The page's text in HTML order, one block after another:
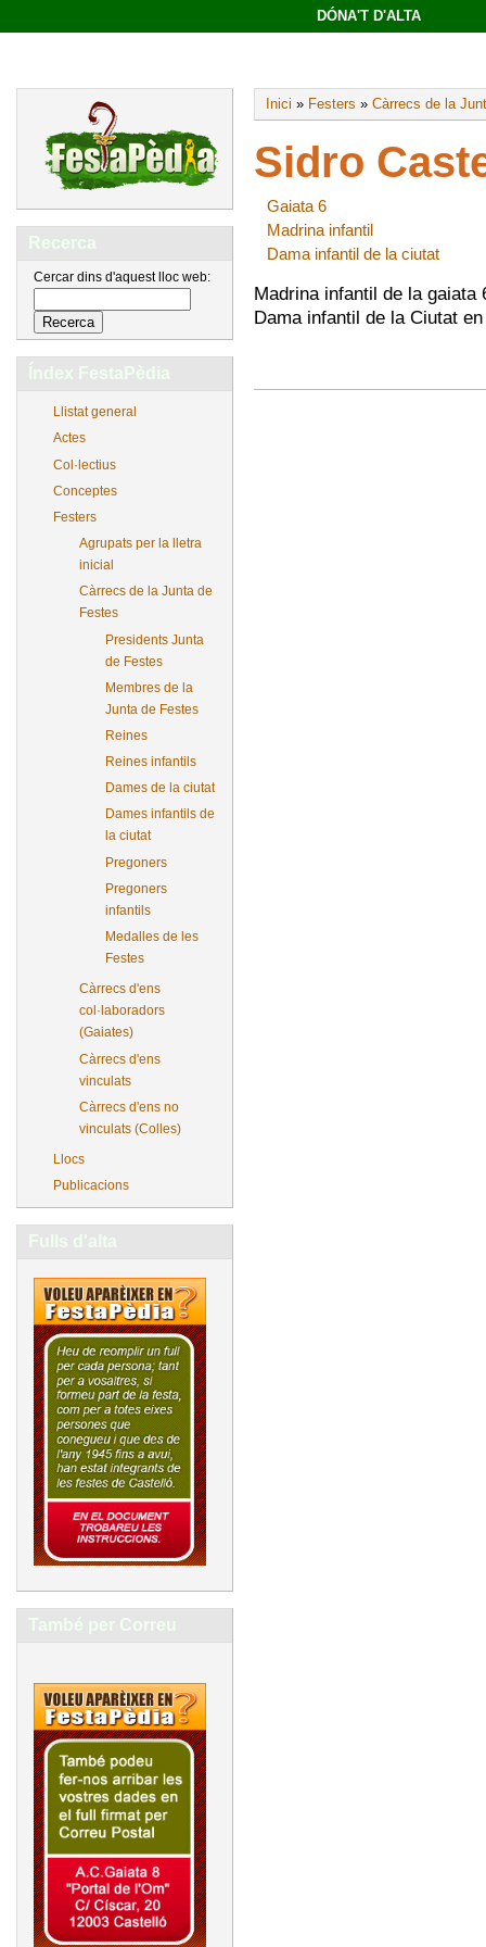
DÓNA'T D'ALTA
Recerca
Cercar dins d'aquest lloc web:
Índex FestaPèdia
Llistat general
Actes
Col·lectius
Conceptes
Festers
Agrupats per la lletra
inicial
Càrrecs de la Junta de
Festes
Presidents Junta
de Festes
Membres de la
Junta de Festes
Reines
Reines infantils
Dames de la ciutat
Dames infantils de
la ciutat
Pregoners
Pregoners
infantils
Medalles de les
Festes
Càrrecs d'ens
col·laboradors
(Gaiates)
Càrrecs d'ens
vinculats
Càrrecs d'ens no
vinculats (Colles)
Llocs
Publicacions
Fulls d'alta
També per Correu
Inici » Festers » Càrrecs de la
Sidro
Gaiata 6
Madrina infantil
Dama infantil de la ciutat
Madrina infantil de la gaiata
Dama infantil de la Ciutat